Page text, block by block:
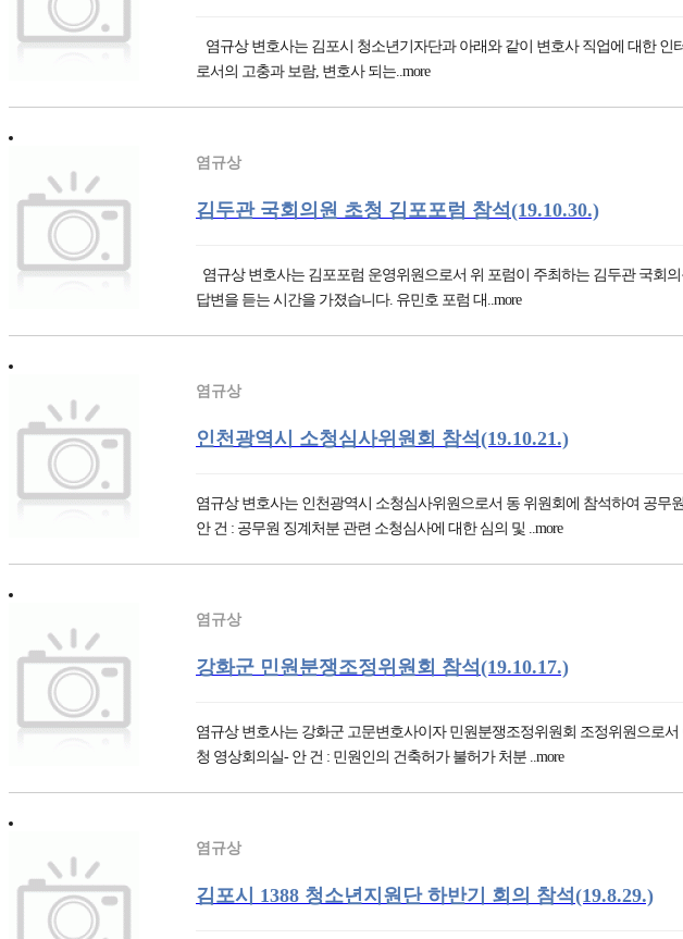
염규상 변호사는 김포시 청소년기자단과 아래와 같이 변호사 직업에 대한 인
로서의 고충과 보람, 변호사 되는..more
염규상
김두관 국회의원 초청 김포포럼 참석(19.10.30.)
염규상 변호사는 김포포럼 운영위원으로서 위 포럼이 주최하는 김두관 국회
답변을 듣는 시간을 가졌습니다. 유민호 포럼 대..more
염규상
인천광역시 소청심사위원회 참석(19.10.21.)
염규상 변호사는 인천광역시 소청심사위원으로서 동 위원회에 참석하여 공무
안 건 : 공무원 징계처분 관련 소청심사에 대한 심의 및 ..more
염규상
강화군 민원분쟁조정위원회 참석(19.10.17.)
염규상 변호사는 강화군 고문변호사이자 민원분쟁조정위원회 조정위원으로서
청 영상회의실- 안 건 : 민원인의 건축허가 불허가 처분 ..more
염규상
김포시 1388 청소년지원단 하반기 회의 참석(19.8.29.)